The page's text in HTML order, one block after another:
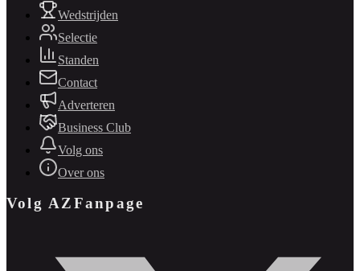
Wedstrijden
Selectie
Standen
Contact
Adverteren
Business Club
Volg ons
Over ons
Volg AZFanpage